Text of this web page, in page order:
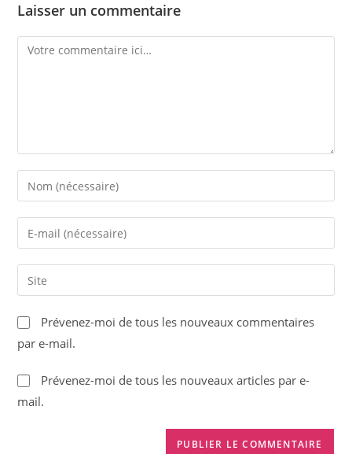
Laisser un commentaire
Comment
Enter
your
name
comment
Enter
your
email
address
comment
Saisir
l’URL
de
votre
site
(facultatif)
Prévenez-moi de tous les nouveaux commentaires
par e-mail.
Prévenez-moi de tous les nouveaux articles par e-
mail.